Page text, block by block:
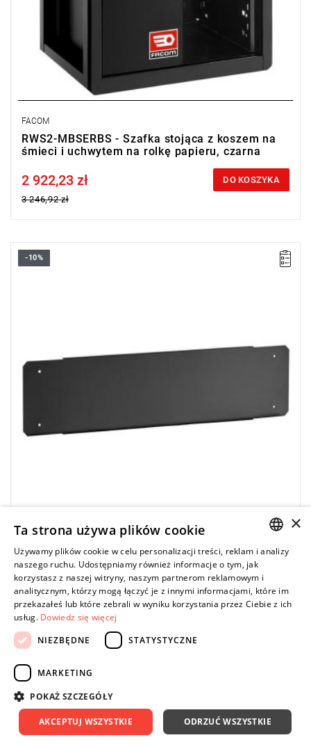
FACOM
RWS2-MBSERBS - Szafka stojąca z koszem na
śmieci i uchwytem na rolkę papieru, czarna
Price tax included
2 922,23 zł
3 246,92 zł
DO KOSZYKA
-10%
FACOM
RWS2-FRONTBS - Cokół przedni ROLL, czarny
Price tax included
107,29 zł
119,21 zł
DO KOSZYKA
-10%
ENGLISH
×
Ta strona używa plików cookie
Używamy plików cookie w celu personalizacji treści, reklam i analizy
naszego ruchu. Udostępniamy również informacje o tym, jak
korzystasz z naszej witryny, naszym partnerom reklamowym i
analitycznym, którzy mogą łączyć je z innymi informacjami, które im
przekazałeś lub które zebrali w wyniku korzystania przez Ciebie z ich
usług. Dowiedz się więcej
NIEZBĘDNE
STATYSTYCZNE
MARKETING
POKAŻ SZCZEGÓŁY
AKCEPTUJ WSZYSTKIE ODRZUĆ WSZYSTKIE